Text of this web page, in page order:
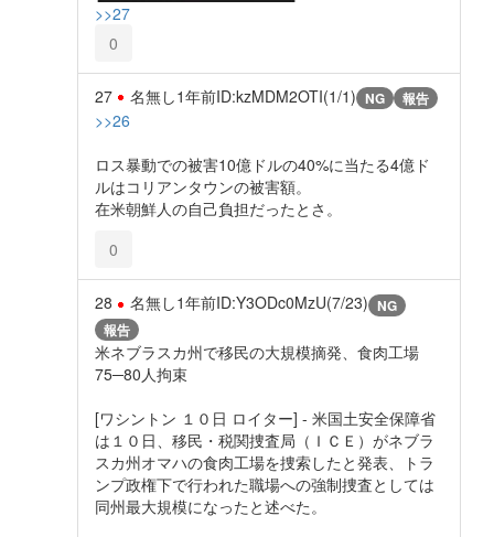
>>27
0
27 名無し1年前ID:kzMDM2OTI(1/1) NG 報告
>>26
ロス暴動での被害10億ドルの40%に当たる4億ド
ルはコリアンタウンの被害額。
在米朝鮮人の自己負担だったとさ。
0
28 名無し1年前ID:Y3ODc0MzU(7/23) NG
報告
米ネブラスカ州で移民の大規模摘発、食肉工場
75─80人拘束
[ワシントン １０日 ロイター] - 米国土安全保障省
は１０日、移民・税関捜査局（ＩＣＥ）がネブラ
スカ州オマハの食肉工場を捜索したと発表、トラ
ンプ政権下で行われた職場への強制捜査としては
同州最大規模になったと述べた。